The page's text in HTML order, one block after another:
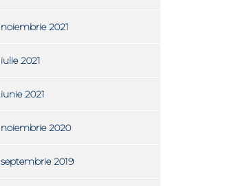
noiembrie 2021
iulie 2021
iunie 2021
noiembrie 2020
septembrie 2019